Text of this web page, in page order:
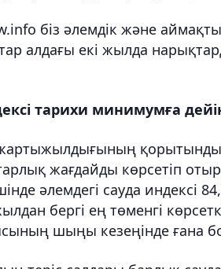
біз әлемдік және
алдағы екі жылда
тарихи минимумға
жағдайды көрсетіп
әлемдегі сауда индексі
бергі ең төменгі
шыңы кезеңінде ғана